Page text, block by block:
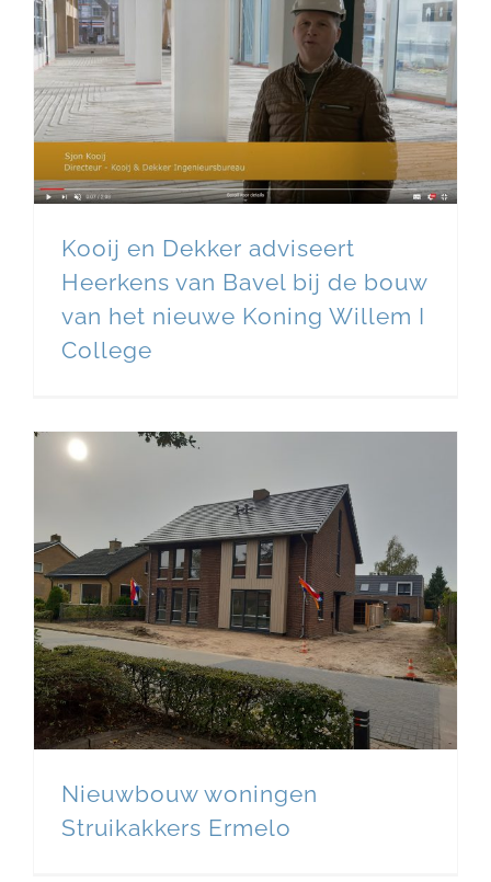
Kooij en Dekker adviseert
Heerkens van Bavel bij de bouw
van het nieuwe Koning Willem I
College
Nieuwbouw woningen
Struikakkers Ermelo